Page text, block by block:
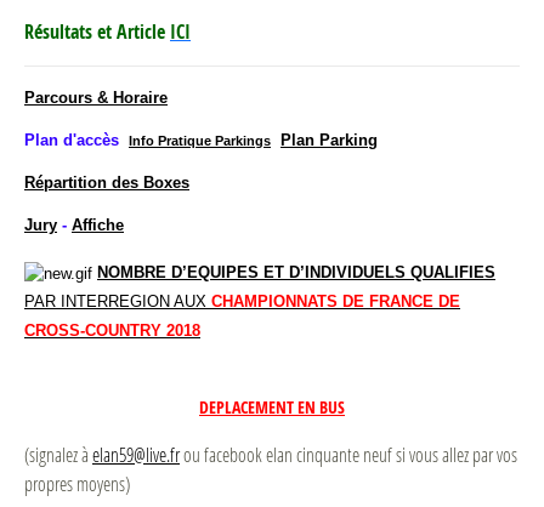
Résultats et Article ICI
Parcours & Horaire
Plan d'accès Info Pratique Parkings Plan Parking
Répartition des Boxes
Jury - Affiche
NOMBRE D’EQUIPES ET D’INDIVIDUELS QUALIFIES
PAR INTERREGION AUX CHAMPIONNATS DE FRANCE DE
CROSS-COUNTRY 2018
DEPLACEMENT EN BUS
(signalez àelan59@live.frou facebook elan cinquante neuf si vous allez par vos
propres moyens)